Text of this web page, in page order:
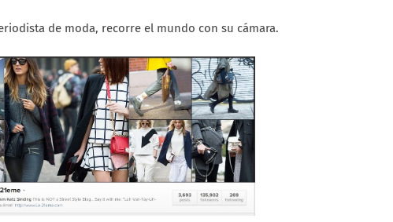
de moda, recorre el mundo con su cámara.